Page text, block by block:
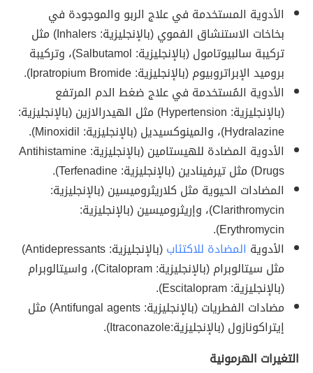
الأدوية المستخدمة في علاج الربو والموجودة في
بخاخات الاستنشاق الفموي (بالإنجليزية: Inhalers) مثل
تركيبة سالبيوتامول (بالإنجليزية: Salbutamol)، وتركيبة
بروميد الإبراتروبيوم (بالإنجليزية: Ipratropium Bromide).
الأدوية المُستخدمة في علاج ضغط الدم المرتفع
(بالإنجليزية: Hypertension) مثل الهيدرالازين (بالإنجليزية:
Hydralazine)، والمينوكسيديل (بالإنجليزية: Minoxidil).
الأدوية المضادة للهيستامين (بالإنجليزية: Antihistamine
Drugs) مثل تيرفينادين (بالإنجليزية: Terfenadine).
المضادات الحيوية مثل كلاريثروميسين (بالإنجليزية:
Clarithromycin)، وإريثروميسين (بالإنجليزية:
Erythromycin).
الأدوية المضادة للاكتئاب
(بالإنجليزية: Antidepressants)
مثل سيتالوبرام (بالإنجليزية: Citalopram)، واسيتالوبرام
(بالإنجليزية: Escitalopram).
مضادات الفطريات (بالإنجليزية: Antifungal agents) مثل
إيتراكونازول (بالإنجليزية:Itraconazole).
التغيرات الهرمونية